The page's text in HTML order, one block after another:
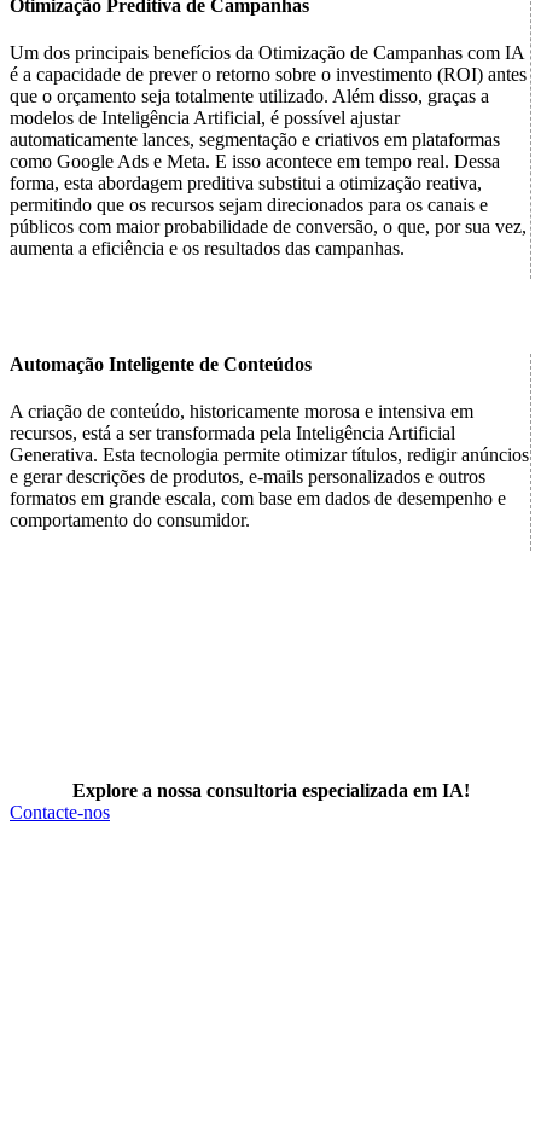
Otimização Preditiva de Campanhas
Um dos principais benefícios da Otimização de Campanhas com IA
é a capacidade de prever o retorno sobre o investimento (ROI) antes
que o orçamento seja totalmente utilizado. Além disso, graças a
modelos de Inteligência Artificial, é possível ajustar
automaticamente lances, segmentação e criativos em plataformas
como Google Ads e Meta. E isso acontece em tempo real. Dessa
forma, esta abordagem preditiva substitui a otimização reativa,
permitindo que os recursos sejam direcionados para os canais e
públicos com maior probabilidade de conversão, o que, por sua vez,
aumenta a eficiência e os resultados das campanhas.
Automação Inteligente de Conteúdos
A criação de conteúdo, historicamente morosa e intensiva em
recursos, está a ser transformada pela Inteligência Artificial
Generativa. Esta tecnologia permite otimizar títulos, redigir anúncios
e gerar descrições de produtos, e-mails personalizados e outros
formatos em grande escala, com base em dados de desempenho e
comportamento do consumidor.
Explore a nossa consultoria especializada em IA!
Contacte-nos